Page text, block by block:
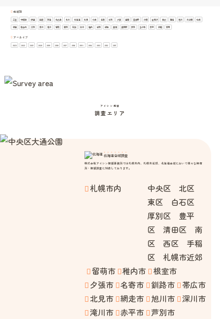
り
封
印!
地域別
三笠 中標津 伊達 函館 別海 北広島 北斗 北海道 北見 千歳 名寄 士別 夕張 室蘭 富良野 小樽 岩見沢 帯広 恵庭 旭川 未分類 札幌
根室 歌志内 江別 深川 滝川 留萌 登別 石狩 砂川 稚内 紋別 網走 美唄 美瑛町 芦別 苫小牧 赤平 釧路 音更
アーカイブ
2023 2022 2021 2020 2019 2018 2017 2016 2015 2014 2013 2012 2011
アイシン探偵
調査エリア
北海道全域調査
株式会社アイシン探偵事務所では札幌市内、札幌市近郊、北海道全域において様々な興信
所・探偵調査に対応しております。
札幌市内
中央区 北区
東区 白石区
厚別区 豊平
区 清田区 南
区 西区 手稲
区 札幌市近郊
留萌市
稚内市
根室市
夕張市
名寄市 釧路市
帯広市
北見市
網走市 旭川市
深川市
滝川市
赤平市
芦別市